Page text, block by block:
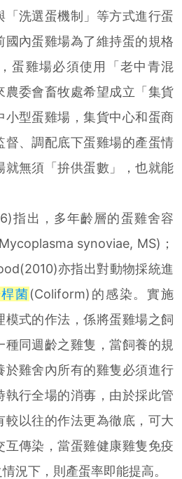
「洗選蛋機制」等方式進行蛋
國內蛋雞場為了維持蛋的規格
蛋雞場必須使用「老中青混
農委會畜牧處希望成立「集貨
小型蛋雞場，集貨中心和蛋商
督、調配底下蛋雞場的產蛋情
就無須「拚供蛋數」，也就能
出，多年齡層的蛋雞舍容
synoviae, MS)；
亦指出對動物採統進
菌(Coliform)的感染。實施
模式的作法，係將蛋雞場之飼
同週齡之雞隻，當飼養的規
於雞舍內所有的雞隻必須進行
執行全場的消毐，由於採此管
較以往的作法更為徹底，可大
互傳染，當蛋雞健康雞隻免疫
況下，則產蛋率即能提高。